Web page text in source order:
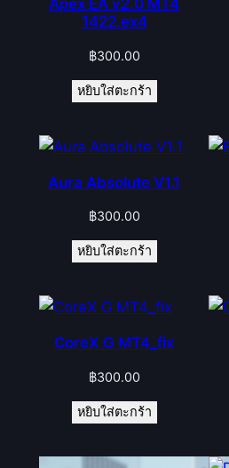
1422.ex4
฿300.00
หยิบใส่ตะกร้า
Aura Absolute V1.1
฿300.00
หยิบใส่ตะกร้า
CoreX G MT4_fix
฿300.00
หยิบใส่ตะกร้า